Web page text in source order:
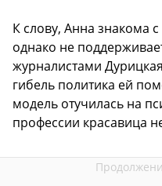
К слову, Анна знакома
однако не
журналистами
гибель политика ей
модель отучилась на
профессии красавица